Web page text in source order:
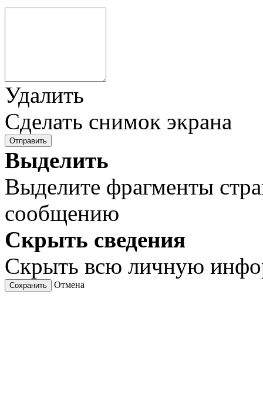
Удалить
Сделать снимок экрана
Отправить
Выделить
Выделите фрагменты
сообщению
Скрыть сведения
Скрыть всю личную
Сохранить Отмена